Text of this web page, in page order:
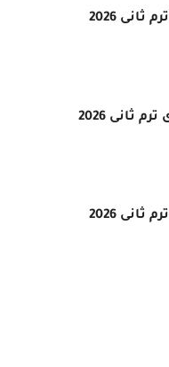
2026
ثانى 2026
2026